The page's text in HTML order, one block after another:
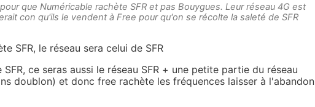
que Numéricable rachète SFR et pas Bouygues. Leur réseau 4G est
con qu'ils le vendent à Free pour qu'on se récolte la saleté de SFR
SFR, le réseau sera celui de SFR
SFR, ce seras aussi le réseau SFR + une petite partie du réseau
doublon) et donc free rachète les fréquences laisser à l'abandon